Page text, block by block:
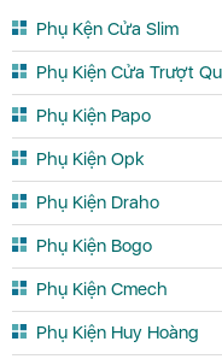
Phụ Kện Cửa Slim
Phụ Kiện Cửa Trượt
Phụ Kiện Papo
Phụ Kiện Opk
Phụ Kiện Draho
Phụ Kiện Bogo
Phụ Kiện Cmech
Phụ Kiện Huy Hoàng